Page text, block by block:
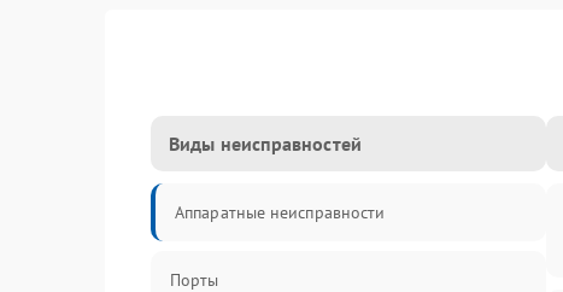
Виды неисправностей
Аппаратные неисправности
Порты